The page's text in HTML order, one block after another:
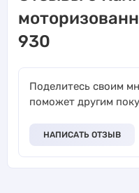
930
Поделитесь своим
поможет другим
НАПИСАТЬ ОТЗЫВ